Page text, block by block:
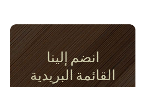
انضم إلينا
القائمة البريدية